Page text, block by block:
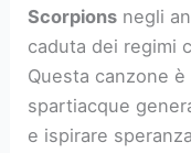
Scorpions negli
caduta dei regimi
Questa canzone
spartiacque
e ispirare